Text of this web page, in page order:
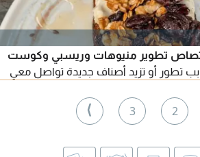
تطوير منيوهات وريسبي وكوست
تطور أو تزيد أصناف جديدة تواصل معي
2
3
⟩